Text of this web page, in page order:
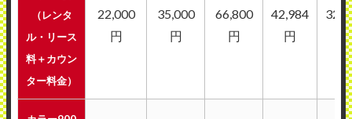
（レンタ
ル・リース
料＋カウン
ター料金）
22,000
円
35,000
円
66,800
円
42,984
円
32,
円